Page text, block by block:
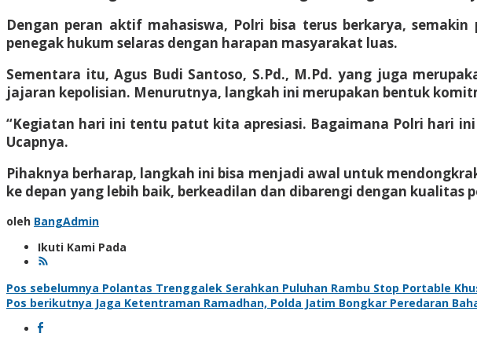
Dengan peran aktif mahasiswa, Polri bisa terus berkarya,
penegak hukum selaras dengan harapan masyarakat luas.
Sementara itu, Agus Budi Santoso, S.Pd., M.Pd. yang juga
jajaran kepolisian. Menurutnya, langkah ini merupakan bentuk
“Kegiatan hari ini tentu patut kita apresiasi. Bagaimana Polri hari
Ucapnya.
Pihaknya berharap, langkah ini bisa menjadi awal untuk
ke depan yang lebih baik, berkeadilan dan dibarengi dengan kualitas
oleh BangAdmin
Ikuti Kami Pada
Navigasi
pos
Pos sebelumnya Polantas Trenggalek Serahkan Puluhan Rambu Stop Portable
Pos berikutnya Jaga Ketentraman Ramadhan, Polda Jatim Bongkar Peredaran